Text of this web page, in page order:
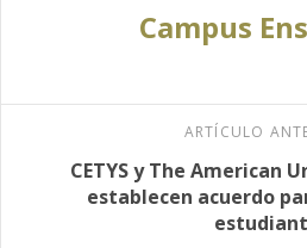
Campus
ARTÍCULO
CETYS y The American
establecen acuerdo